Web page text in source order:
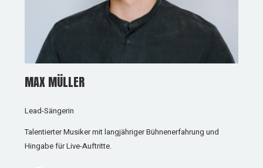
MAX MÜLLER
Lead-Sängerin
Talentierter Musiker mit langjähriger Bühnenerfahrung und
Hingabe für Live-Auftritte.